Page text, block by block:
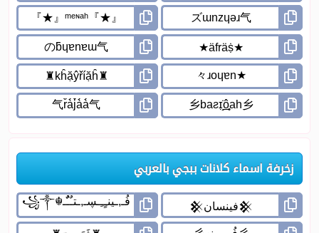
زخرفة اسماء كلانات ببجي بالعربي